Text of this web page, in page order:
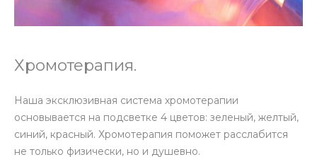
Хромотерапия.
Наша эксклюзивная система хромотерапии
основывается на подсветке 4 цветов: зеленый, желтый,
синий, красный. Хромотерапия поможет расслабится
не только физически, но и душевно.